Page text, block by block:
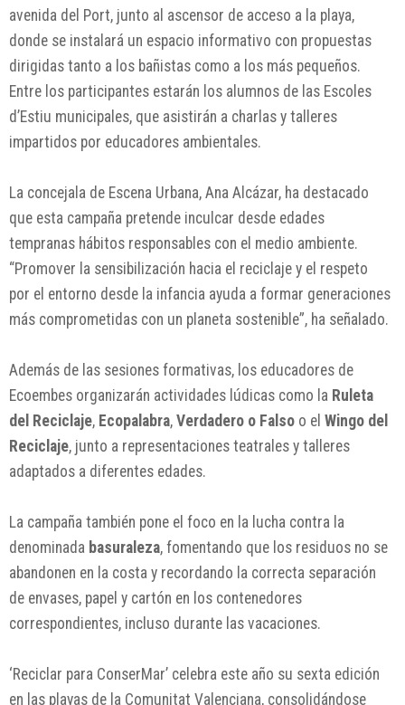
avenida del Port, junto al ascensor de acceso a la playa,
donde se instalará un espacio informativo con propuestas
dirigidas tanto a los bañistas como a los más pequeños.
Entre los participantes estarán los alumnos de las Escoles
d’Estiu municipales, que asistirán a charlas y talleres
impartidos por educadores ambientales.
La concejala de Escena Urbana, Ana Alcázar, ha destacado
que esta campaña pretende inculcar desde edades
tempranas hábitos responsables con el medio ambiente.
“Promover la sensibilización hacia el reciclaje y el respeto
por el entorno desde la infancia ayuda a formar generaciones
más comprometidas con un planeta sostenible”, ha señalado.
Además de las sesiones formativas, los educadores de
Ecoembes organizarán actividades lúdicas como la Ruleta
del Reciclaje, Ecopalabra, Verdadero o Falso o el Wingo del
Reciclaje, junto a representaciones teatrales y talleres
adaptados a diferentes edades.
La campaña también pone el foco en la lucha contra la
denominada basuraleza, fomentando que los residuos no se
abandonen en la costa y recordando la correcta separación
de envases, papel y cartón en los contenedores
correspondientes, incluso durante las vacaciones.
‘Reciclar para ConserMar’ celebra este año su sexta edición
en las playas de la Comunitat Valenciana, consolidándose